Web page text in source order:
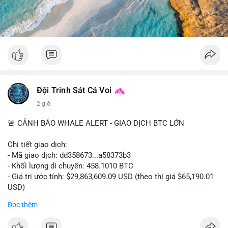
#52dot09btc #chuyenvilanh #tichluydaihan #mempoolbtc
#giaodichlon
Đội Trinh Sát Cá Voi
2 giờ
🚨 CẢNH BÁO WHALE ALERT - GIAO DỊCH BTC LỚN
Chi tiết giao dịch:
- Mã giao dịch: dd358673...a58373b3
- Khối lượng di chuyển: 458.1010 BTC
- Giá trị ước tính: $29,863,609.09 USD (theo thị giá $65,190.01
USD)
Đọc thêm